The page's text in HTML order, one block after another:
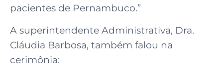
pacientes de Pernambuco.”
A superintendente Administrativa, Dra.
Cláudia Barbosa, também falou na
cerimônia: